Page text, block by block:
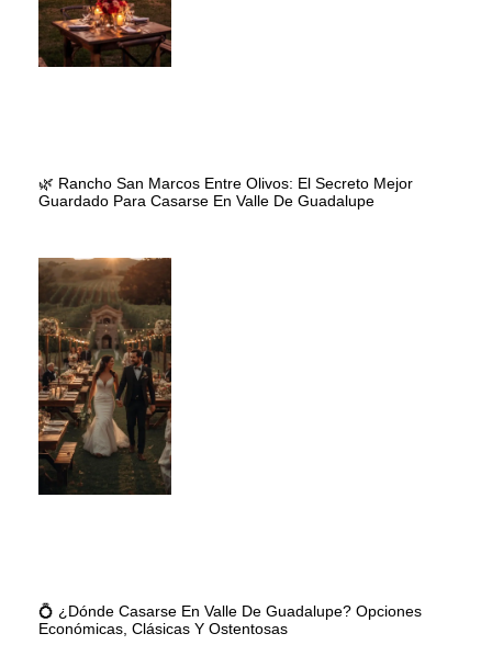
🌿 Rancho San Marcos Entre Olivos: El Secreto Mejor
Guardado Para Casarse En Valle De Guadalupe
💍 ¿Dónde Casarse En Valle De Guadalupe? Opciones
Económicas, Clásicas Y Ostentosas